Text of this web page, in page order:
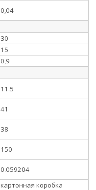
0,04
30
15
0,9
11.5
41
38
150
0.059204
картонная коробка